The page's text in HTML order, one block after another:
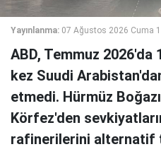
Yayınlanma: 07 Ağustos 2026 Cuma
ABD, Temmuz 2026'da
kez Suudi
etmedi. Hürmüz
Körfez'den
rafinerilerini alternatif